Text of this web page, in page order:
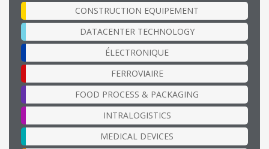
CONSTRUCTION EQUIPEMENT
DATACENTER TECHNOLOGY
ÉLECTRONIQUE
FERROVIAIRE
FOOD PROCESS & PACKAGING
INTRALOGISTICS
MEDICAL DEVICES